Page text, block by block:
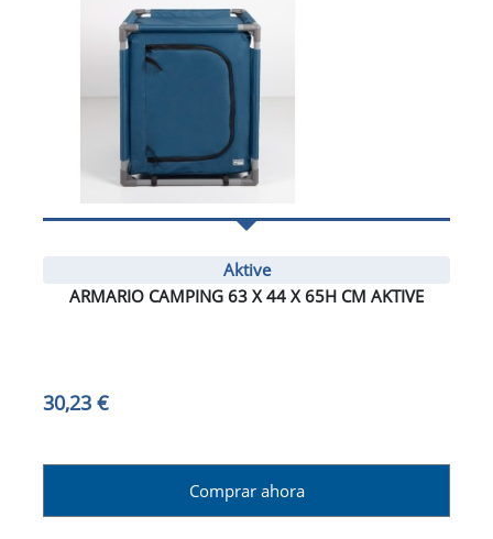
Aktive
ARMARIO CAMPING 63 X 44 X 65H CM AKTIVE
30,23 €
Comprar ahora